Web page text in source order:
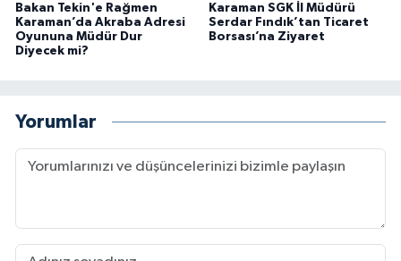
Bakan Tekin'e Rağmen
Karaman’da Akraba Adresi
Oyununa Müdür Dur
Diyecek mi?
Karaman SGK İl Müdürü
Serdar Fındık’tan Ticaret
Borsası’na Ziyaret
Yorumlar